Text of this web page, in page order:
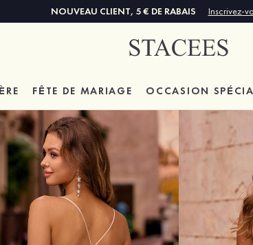
NOUVEAU CLIENT, 5 € DE RABAIS Inscrivez-
FÊTE DE MARIAGE OCCASION